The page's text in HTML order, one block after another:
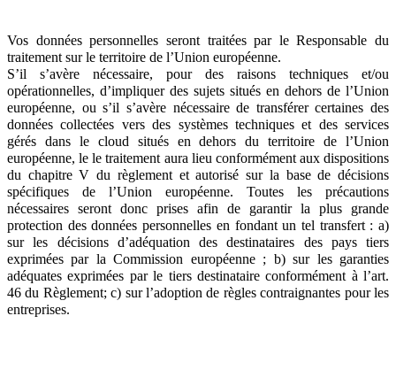
Vos données personnelles seront traitées par le Responsable du
traitement sur le territoire de l’Union européenne.
S’il s’avère nécessaire, pour des raisons techniques et/ou
opérationnelles, d’impliquer des sujets situés en dehors de l’Union
européenne, ou s’il s’avère nécessaire de transférer certaines des
données collectées vers des systèmes techniques et des services
gérés dans le cloud situés en dehors du territoire de l’Union
européenne, le le traitement aura lieu conformément aux dispositions
du chapitre V du règlement et autorisé sur la base de décisions
spécifiques de l’Union européenne. Toutes les précautions
nécessaires seront donc prises afin de garantir la plus grande
protection des données personnelles en fondant un tel transfert : a)
sur les décisions d’adéquation des destinataires des pays tiers
exprimées par la Commission européenne ; b) sur les garanties
adéquates exprimées par le tiers destinataire conformément à l’art.
46 du Règlement; c) sur l’adoption de règles contraignantes pour les
entreprises.